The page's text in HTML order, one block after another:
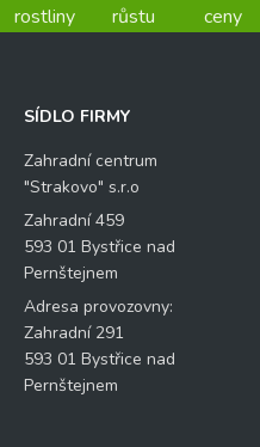
rostliny
růstu
ceny
SÍDLO FIRMY
Zahradní centrum
"Strakovo" s.r.o
Zahradní 459
593 01 Bystřice nad
Pernštejnem
Adresa provozovny:
Zahradní 291
593 01 Bystřice nad
Pernštejnem